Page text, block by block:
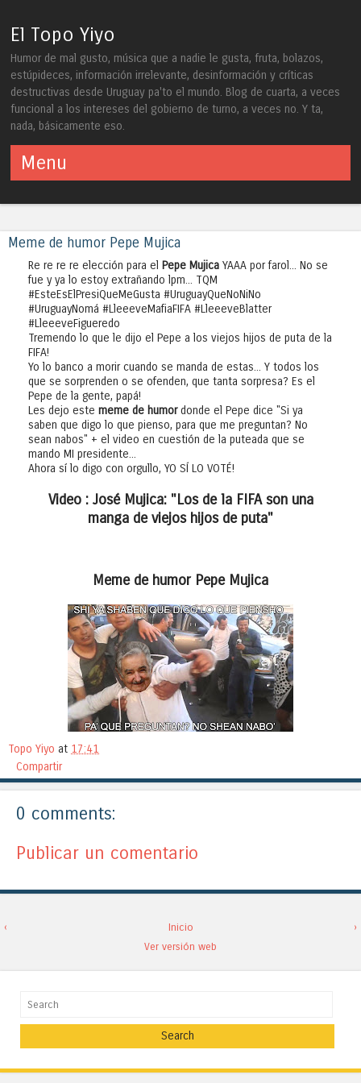
El Topo Yiyo
Humor de mal gusto, música que a nadie le gusta, fruta, bolazos,
estúpideces, información irrelevante, desinformación y críticas
destructivas desde Uruguay pa'to el mundo. Blog de cuarta, a veces
funcional a los intereses del gobierno de turno, a veces no. Y ta,
nada, básicamente eso.
Menu
Meme de humor Pepe Mujica
Re re re re elección para el Pepe Mujica YAAA por farol... No se
fue y ya lo estoy extrañando lpm... TQM
#EsteEsElPresiQueMeGusta #UruguayQueNoNiNo
#UruguayNomá #LleeeveMafiaFIFA #LleeeveBlatter
#LleeeveFigueredo
Tremendo lo que le dijo el Pepe a los viejos hijos de puta de la
FIFA!
Yo lo banco a morir cuando se manda de estas... Y todos los
que se sorprenden o se ofenden, que tanta sorpresa? Es el
Pepe de la gente, papá!
Les dejo este meme de humordonde el Pepe dice "Si ya
saben que digo lo que pienso, para que me preguntan? No
sean nabos" + el video en cuestión de la puteada que se
mando MI presidente...
Ahora sí lo digo con orgullo, YO SÍ LO VOTÉ!
Video : José Mujica: "Los de la FIFA son una
manga de viejos hijos de puta"
Meme de humor Pepe Mujica
Topo Yiyo at 17:41
Compartir
0 comments:
Publicar un comentario
‹ ›
Inicio
Ver versión web
Search